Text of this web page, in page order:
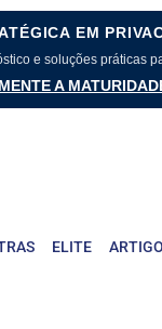
EM
e soluções práticas
A
ELITE